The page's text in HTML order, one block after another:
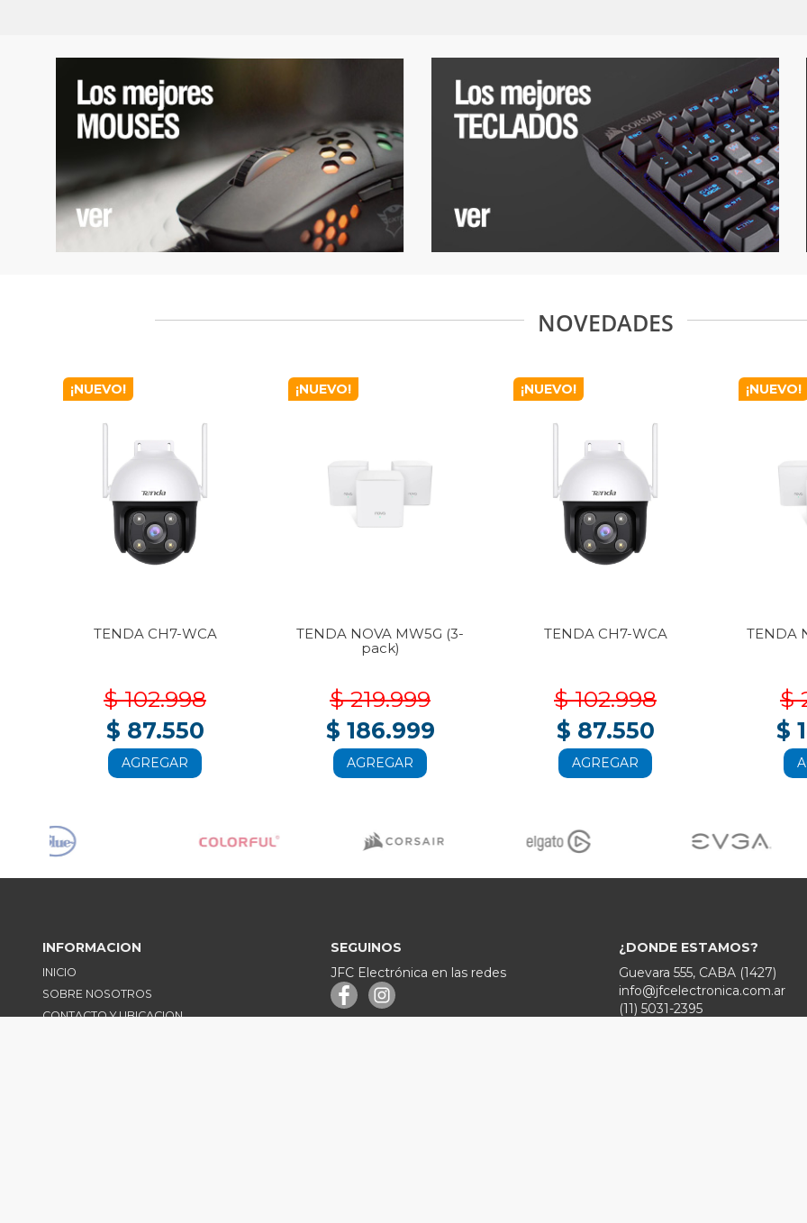
NOVEDADES
¡NUEVO!
TENDA CH7-WCA
$ 102.998
$ 87.550
AGREGAR
¡NUEVO!
TENDA NOVA MW5G (3-
pack)
$ 219.999
$ 186.999
AGREGAR
¡NUEVO!
TENDA CH7-WCA
$ 102.998
$ 87.550
AGREGAR
¡NUEVO!
TENDA
$
$
INFORMACION
INICIO
SOBRE NOSOTROS
CONTACTO Y UBICACION
SEGUINOS
JFC Electrónica en las redes
¿DONDE ESTAMOS?
Guevara 555, CABA (1427)
info@jfcelectronica.com.ar
(11) 5031-2395